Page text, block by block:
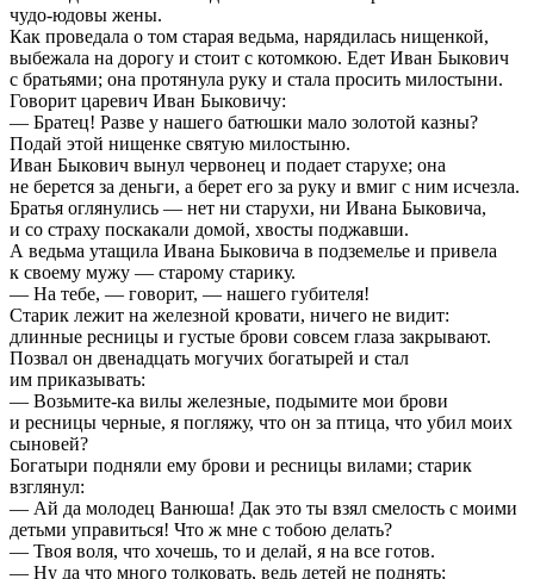
чудо-юдовы жены.
Как проведала о том старая ведьма, нарядилась нищенкой,
выбежала на дорогу и стоит с котомкою. Едет Иван Быкович
с братьями; она протянула руку и стала просить милостыни.
Говорит царевич Иван Быковичу:
— Братец! Разве у нашего батюшки мало золотой казны?
Подай этой нищенке святую милостыню.
Иван Быкович вынул червонец и подает старухе; она
не берется за деньги, а берет его за руку и вмиг с ним исчезла.
Братья оглянулись — нет ни старухи, ни Ивана Быковича,
и со страху поскакали домой, хвосты поджавши.
А ведьма утащила Ивана Быковича в подземелье и привела
к своему мужу — старому старику.
— На тебе, — говорит, — нашего губителя!
Старик лежит на железной кровати, ничего не видит:
длинные ресницы и густые брови совсем глаза закрывают.
Позвал он двенадцать могучих богатырей и стал
им приказывать:
— Возьмите-ка вилы железные, подымите мои брови
и ресницы черные, я погляжу, что он за птица, что убил моих
сыновей?
Богатыри подняли ему брови и ресницы вилами; старик
взглянул:
— Ай да молодец Ванюша! Дак это ты взял смелость с моими
детьми управиться! Что ж мне с тобою делать?
— Твоя воля, что хочешь, то и делай, я на все готов.
— Ну да что много толковать, ведь детей не поднять;